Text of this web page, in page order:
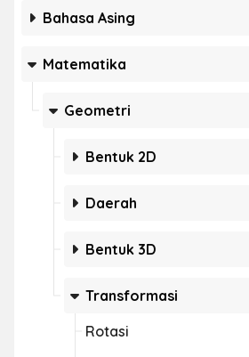
Bahasa Asing
Matematika
Geometri
Bentuk 2D
Daerah
Bentuk 3D
Transformasi
Rotasi